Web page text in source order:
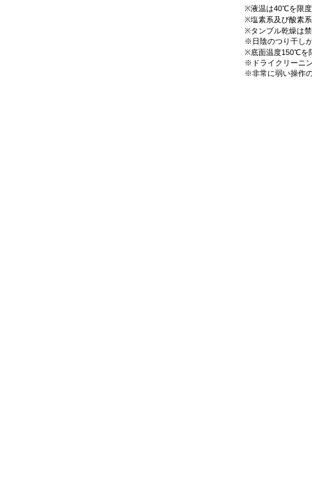
※液温は40℃を限度
※塩素系及び酸素
※タンブル乾燥は
※日陰のつり干し
※底面温度150℃を
※ドライクリーニ
※非常に弱い操作